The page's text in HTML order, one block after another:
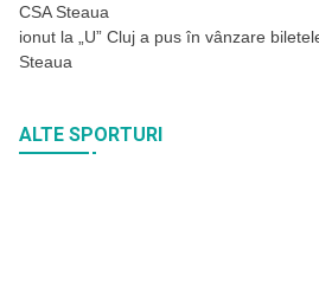
CSA Steaua
ionut la
„U” Cluj a pus în vânzare
Steaua
ALTE SPORTURI